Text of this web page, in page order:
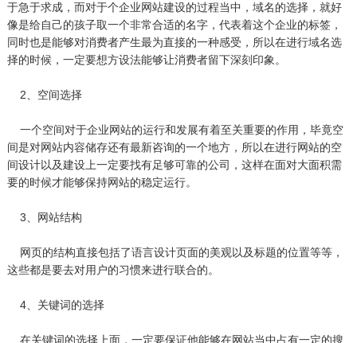
于急于求成，而对于个企业网站建设的过程当中，域名的选择，就好
像是给自己的孩子取一个非常合适的名字，代表着这个企业的标签，
同时也是能够对消费者产生最为直接的一种感受，所以在进行域名选
择的时候，一定要想方设法能够让消费者留下深刻印象。
2、空间选择
一个空间对于企业网站的运行和发展有着至关重要的作用，毕竟空
间是对网站内容储存还有最新咨询的一个地方，所以在进行网站的空
间设计以及建设上一定要找有足够可靠的公司，这样在面对大面积需
要的时候才能够保持网站的稳定运行。
3、网站结构
网页的结构直接包括了语言设计页面的美观以及标题的位置等等，
这些都是要去对用户的习惯来进行联合的。
4、关键词的选择
在关键词的选择上面，一定要保证他能够在网站当中占有一定的搜